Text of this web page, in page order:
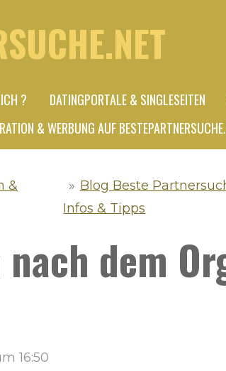
? DATINGPORTALE & SINGLESEITEN
& WERBUNG AUF
&
» Blog Beste
Infos & Tipps
dem
16:50